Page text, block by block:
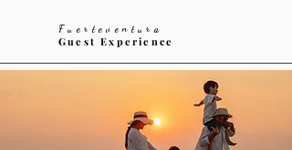
Fuerteventura
Guest Experience